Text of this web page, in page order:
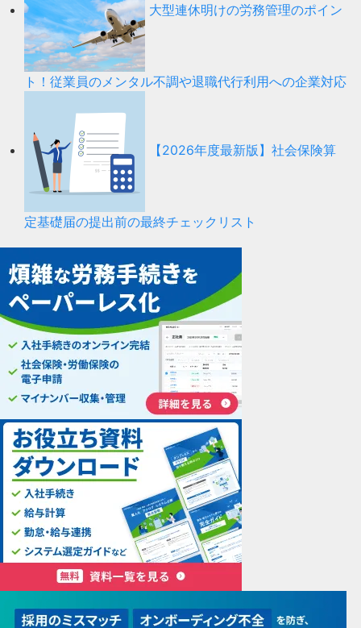
大型連休明けの労務管理のポイン
ト！従業員のメンタル不調や退職代行利用への企業対応
【2026年度最新版】社会保険算
定基礎届の提出前の最終チェックリスト